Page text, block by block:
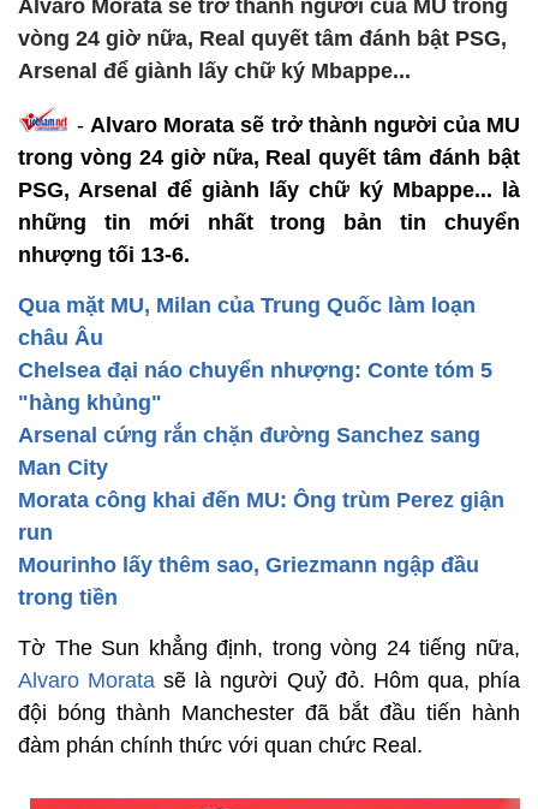
Alvaro Morata sẽ trở thành người của MU trong
vòng 24 giờ nữa, Real quyết tâm đánh bật PSG,
Arsenal để giành lấy chữ ký Mbappe...
-Alvaro Morata sẽ trở thành người của MU
trong vòng 24 giờ nữa, Real quyết tâm đánh bật
PSG, Arsenal để giành lấy chữ ký Mbappe... là
những tin mới nhất trong bản tin chuyển
nhượng tối 13-6.
Qua mặt MU, Milan của Trung Quốc làm loạn
châu Âu
Chelsea đại náo chuyển nhượng: Conte tóm 5
"hàng khủng"
Arsenal cứng rắn chặn đường Sanchez sang
Man City
Morata công khai đến MU: Ông trùm Perez giận
run
Mourinho lấy thêm sao, Griezmann ngập đầu
trong tiền
Tờ The Sun khẳng định, trong vòng 24 tiếng nữa,
Alvaro Morata sẽ là người Quỷ đỏ. Hôm qua, phía
đội bóng thành Manchester đã bắt đầu tiến hành
đàm phán chính thức với quan chức Real.